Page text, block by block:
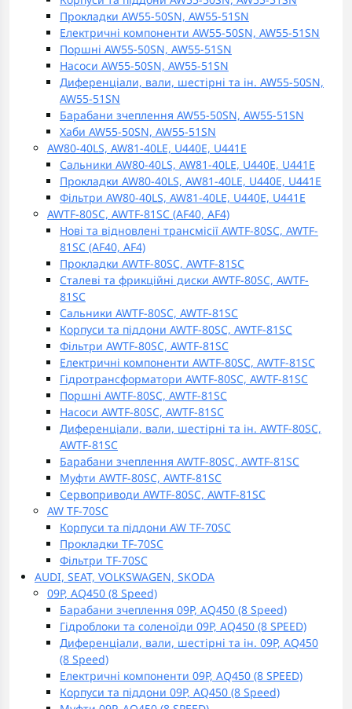
Прокладки AW55-50SN, AW55-51SN
Електричні компоненти AW55-50SN, AW55-51SN
Поршні AW55-50SN, AW55-51SN
Насоси AW55-50SN, AW55-51SN
Диференціали, вали, шестірні та ін. AW55-50SN,
AW55-51SN
Барабани зчеплення AW55-50SN, AW55-51SN
Хаби AW55-50SN, AW55-51SN
AW80-40LS, AW81-40LE, U440E, U441E
Сальники AW80-40LS, AW81-40LE, U440E, U441E
Прокладки AW80-40LS, AW81-40LE, U440E, U441E
Фільтри AW80-40LS, AW81-40LE, U440E, U441E
AWTF-80SC, AWTF-81SC (AF40, AF4)
Нові та відновлені трансмісії AWTF-80SC, AWTF-
81SC (AF40, AF4)
Прокладки AWTF-80SC, AWTF-81SC
Сталеві та фрикційні диски AWTF-80SC, AWTF-
81SC
Сальники AWTF-80SC, AWTF-81SC
Корпуси та піддони AWTF-80SC, AWTF-81SC
Фільтри AWTF-80SC, AWTF-81SC
Електричні компоненти AWTF-80SC, AWTF-81SC
Гідротрансформатори AWTF-80SC, AWTF-81SC
Поршні AWTF-80SC, AWTF-81SC
Насоси AWTF-80SC, AWTF-81SC
Диференціали, вали, шестірні та ін. AWTF-80SC,
AWTF-81SC
Барабани зчеплення AWTF-80SC, AWTF-81SC
Муфти AWTF-80SC, AWTF-81SC
Сервоприводи AWTF-80SC, AWTF-81SC
AW TF-70SC
Корпуси та піддони AW TF-70SC
Прокладки TF-70SC
Фільтри TF-70SC
AUDI, SEAT, VOLKSWAGEN, SKODA
09P, AQ450 (8 Speed)
Барабани зчеплення 09P, AQ450 (8 Speed)
Гідроблоки та соленоїди 09P, AQ450 (8 SPEED)
Диференціали, вали, шестірні та ін. 09P, AQ450
(8 Speed)
Електричні компоненти 09P, AQ450 (8 SPEED)
Корпуси та піддони 09P, AQ450 (8 Speed)